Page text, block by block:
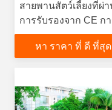
สายพานสัตว์เลี้ยงที่ผ่
การรับรองจาก CE ก
ประหยัดพลังงานในก
ผลิตสูงหา ราคา ที่ ดี ที่สุด